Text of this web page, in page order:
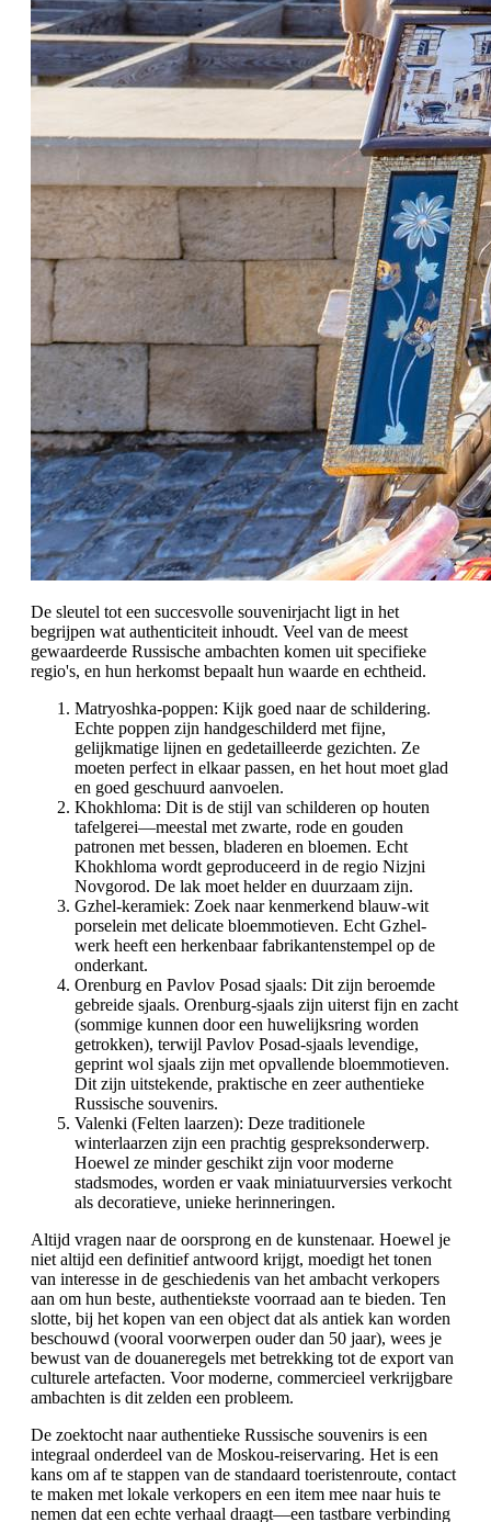
De sleutel tot een succesvolle souvenirjacht ligt in het
begrijpen wat authenticiteit inhoudt. Veel van de meest
gewaardeerde Russische ambachten komen uit specifieke
regio's, en hun herkomst bepaalt hun waarde en echtheid.
Matryoshka-poppen: Kijk goed naar de schildering.
Echte poppen zijn handgeschilderd met fijne,
gelijkmatige lijnen en gedetailleerde gezichten. Ze
moeten perfect in elkaar passen, en het hout moet glad
en goed geschuurd aanvoelen.
Khokhloma: Dit is de stijl van schilderen op houten
tafelgerei—meestal met zwarte, rode en gouden
patronen met bessen, bladeren en bloemen. Echt
Khokhloma wordt geproduceerd in de regio Nizjni
Novgorod. De lak moet helder en duurzaam zijn.
Gzhel-keramiek: Zoek naar kenmerkend blauw-wit
porselein met delicate bloemmotieven. Echt Gzhel-
werk heeft een herkenbaar fabrikantenstempel op de
onderkant.
Orenburg en Pavlov Posad sjaals: Dit zijn beroemde
gebreide sjaals. Orenburg-sjaals zijn uiterst fijn en zacht
(sommige kunnen door een huwelijksring worden
getrokken), terwijl Pavlov Posad-sjaals levendige,
geprint wol sjaals zijn met opvallende bloemmotieven.
Dit zijn uitstekende, praktische en zeer authentieke
Russische souvenirs.
Valenki (Felten laarzen): Deze traditionele
winterlaarzen zijn een prachtig gespreksonderwerp.
Hoewel ze minder geschikt zijn voor moderne
stadsmodes, worden er vaak miniatuurversies verkocht
als decoratieve, unieke herinneringen.
Altijd vragen naar de oorsprong en de kunstenaar. Hoewel je
niet altijd een definitief antwoord krijgt, moedigt het tonen
van interesse in de geschiedenis van het ambacht verkopers
aan om hun beste, authentiekste voorraad aan te bieden. Ten
slotte, bij het kopen van een object dat als antiek kan worden
beschouwd (vooral voorwerpen ouder dan 50 jaar), wees je
bewust van de douaneregels met betrekking tot de export van
culturele artefacten. Voor moderne, commercieel verkrijgbare
ambachten is dit zelden een probleem.
De zoektocht naar authentieke Russische souvenirs is een
integraal onderdeel van de Moskou-reiservaring. Het is een
kans om af te stappen van de standaard toeristenroute, contact
te maken met lokale verkopers en een item mee naar huis te
nemen dat een echte verhaal draagt—een tastbare verbinding